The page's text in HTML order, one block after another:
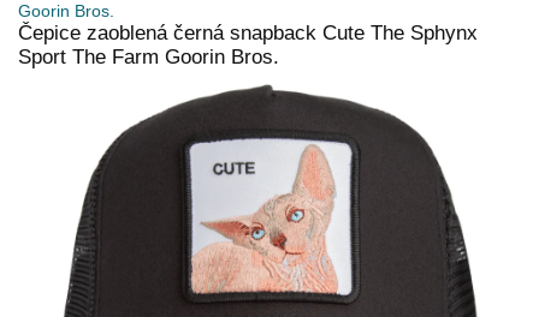
Goorin Bros.
Čepice zaoblená černá snapback Cute The Sphynx
Sport The Farm Goorin Bros.